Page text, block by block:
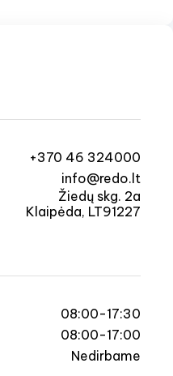
+370 46 324000
info@redo.lt
Žiedų skg. 2a
Klaipėda, LT91227
08:00-17:30
08:00-17:00
Nedirbame